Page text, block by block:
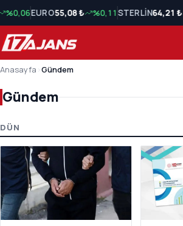
%0,06EURO55,08 ₺ %0,11STERLİN64,21 ₺
Anasayfa Gündem
Gündem
Gündem Son Haberler
DÜN